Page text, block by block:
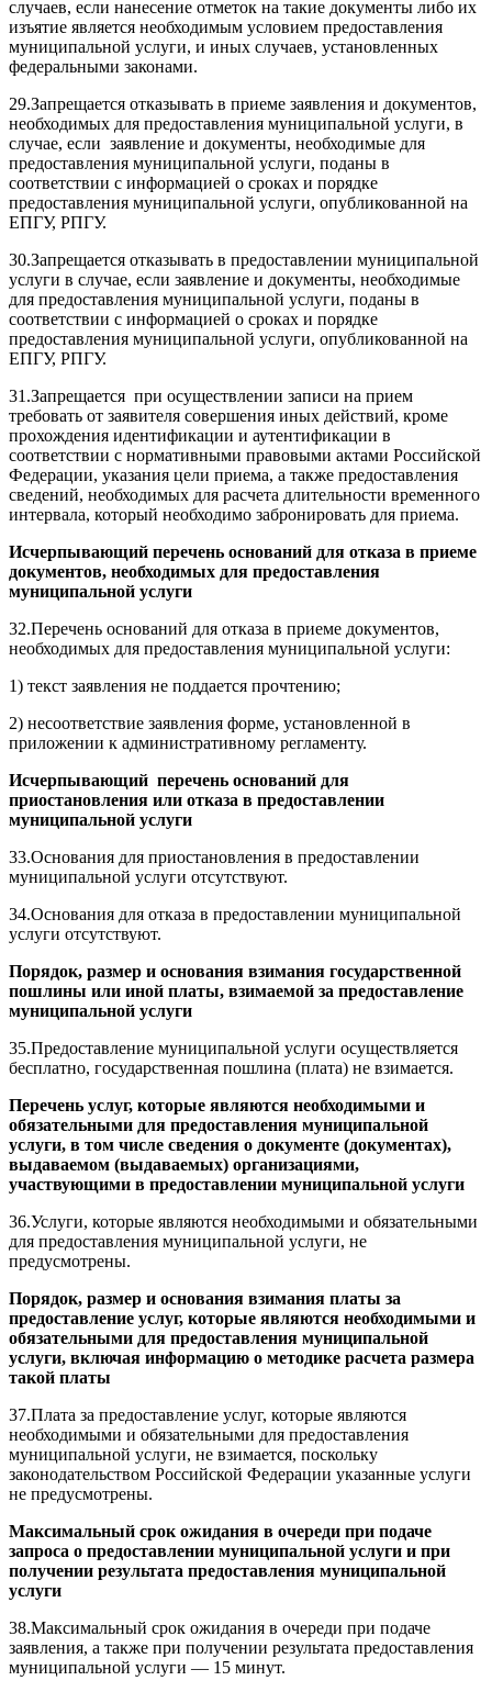
случаев, если нанесение отметок на такие документы либо их
изъятие является необходимым условием предоставления
муниципальной услуги, и иных случаев, установленных
федеральными законами.
29.Запрещается отказывать в приеме заявления и документов,
необходимых для предоставления муниципальной услуги, в
случае, если заявление и документы, необходимые для
предоставления муниципальной услуги, поданы в
соответствии с информацией о сроках и порядке
предоставления муниципальной услуги, опубликованной на
ЕПГУ, РПГУ.
30.Запрещается отказывать в предоставлении муниципальной
услуги в случае, если заявление и документы, необходимые
для предоставления муниципальной услуги, поданы в
соответствии с информацией о сроках и порядке
предоставления муниципальной услуги, опубликованной на
ЕПГУ, РПГУ.
31.Запрещается при осуществлении записи на прием
требовать от заявителя совершения иных действий, кроме
прохождения идентификации и аутентификации в
соответствии с нормативными правовыми актами Российской
Федерации, указания цели приема, а также предоставления
сведений, необходимых для расчета длительности временного
интервала, который необходимо забронировать для приема.
Исчерпывающий перечень оснований для отказа в приеме
документов, необходимых для предоставления
муниципальной услуги
32.Перечень оснований для отказа в приеме документов,
необходимых для предоставления муниципальной услуги:
1) текст заявления не поддается прочтению;
2) несоответствие заявления форме, установленной в
приложении к административному регламенту.
Исчерпывающий перечень оснований для
приостановления или отказа в предоставлении
муниципальной услуги
33.Основания для приостановления в предоставлении
муниципальной услуги отсутствуют.
34.Основания для отказа в предоставлении муниципальной
услуги отсутствуют.
Порядок, размер и основания взимания государственной
пошлины или иной платы, взимаемой за предоставление
муниципальной услуги
35.Предоставление муниципальной услуги осуществляется
бесплатно, государственная пошлина (плата) не взимается.
Перечень услуг, которые являются необходимыми и
обязательными для предоставления муниципальной
услуги, в том числе сведения о документе (документах),
выдаваемом (выдаваемых) организациями,
участвующими в предоставлении муниципальной услуги
36.Услуги, которые являются необходимыми и обязательными
для предоставления муниципальной услуги, не
предусмотрены.
Порядок, размер и основания взимания платы за
предоставление услуг, которые являются необходимыми и
обязательными для предоставления муниципальной
услуги, включая информацию о методике расчета размера
такой платы
37.Плата за предоставление услуг, которые являются
необходимыми и обязательными для предоставления
муниципальной услуги, не взимается, поскольку
законодательством Российской Федерации указанные услуги
не предусмотрены.
Максимальный срок ожидания в очереди при подаче
запроса о предоставлении муниципальной услуги и при
получении результата предоставления муниципальной
услуги
38.Максимальный срок ожидания в очереди при подаче
заявления, а также при получении результата предоставления
муниципальной услуги — 15 минут.